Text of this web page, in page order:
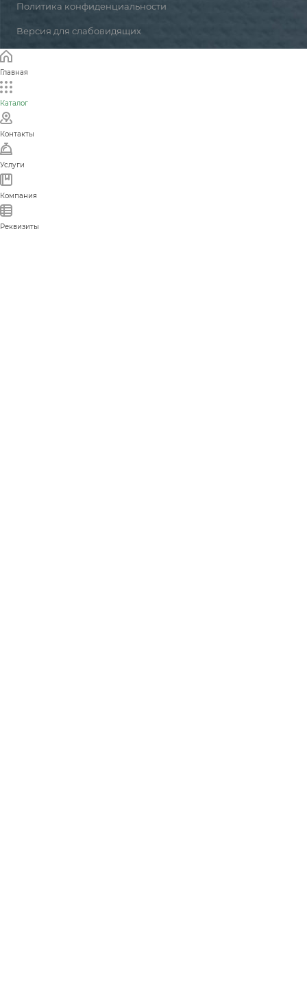
Политика конфиденциальности
Версия для слабовидящих
Главная
Каталог
Контакты
Услуги
Компания
Реквизиты